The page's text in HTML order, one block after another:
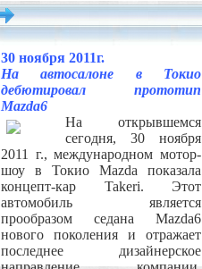
30 ноября 2011г.
На автосалоне в Токио
дебютировал прототип
Mazda6
На открывшемся
сегодня, 30 ноября
2011 г., международном мотор-
шоу в Токио Mazda показала
концепт-кар Takeri. Этот
автомобиль является
прообразом седана Mazda6
нового поколения и отражает
последнее дизайнерское